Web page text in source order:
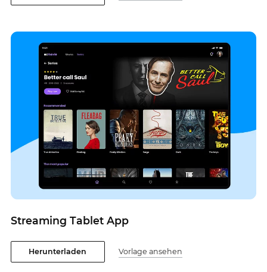
Streaming Tablet App
Herunterladen Vorlage ansehen